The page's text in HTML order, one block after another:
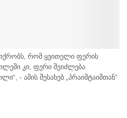
რომ ყვითელი ფერის
კი, ფერი შეიძლება
- ამის შესახებ „პრაიმტაიმთან“
ირაკლი არაბული
რომ ქათამი იყოს...